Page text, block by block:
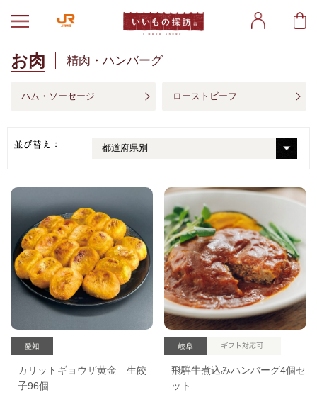
お肉 精肉・ハンバーグ
ハム・ソーセージ ローストビーフ
カリットギョウザ黄金 生餃
子96個
飛騨牛煮込みハンバーグ4個セ
ット